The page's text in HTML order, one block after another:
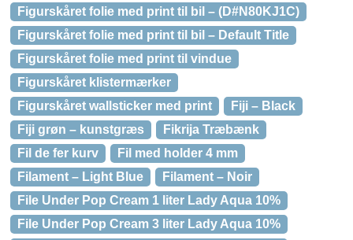
Figurskåret folie med print til bil – (D#N80KJ1C)
Figurskåret folie med print til bil – Default Title
Figurskåret folie med print til vindue
Figurskåret klistermærker
Figurskåret wallsticker med print
Fiji – Black
Fiji grøn – kunstgræs
Fikrija Træbænk
Fil de fer kurv
Fil med holder 4 mm
Filament – Light Blue
Filament – Noir
File Under Pop Cream 1 liter Lady Aqua 10%
File Under Pop Cream 3 liter Lady Aqua 10%